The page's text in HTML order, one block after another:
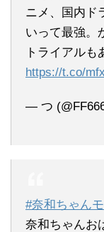
ニメ、国内ド
いって最強。
トライアルも
https://t.co/
— つ
#奈和ちゃん
奈和ちゃん